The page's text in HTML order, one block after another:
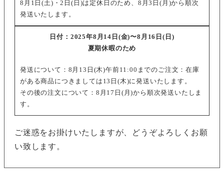
8月1日(土)・2日(日)は定休日のため、8月3日(月)から順次
発送いたします。
日付： 2025年8月14日(金)〜8月16日(日)
夏期休暇のため
発送について： 8月13日(木)午前11:00までのご注文 ：在庫
がある商品につきましては13日(木)に発送いたします。
その後の注文について ：8月17日(月)から順次発送いたしま
す。
ご迷惑をお掛けいたしますが、どうぞよろしくお願
い致します。